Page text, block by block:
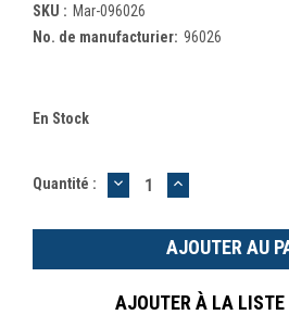
SKU : Mar-096026
No. de manufacturier: 96026
En Stock
Quantité : DIMINUER
LA
:
AUGMENTER
LA
:
AJOUTER À LA LISTE